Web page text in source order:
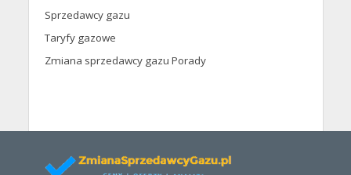
Sprzedawcy gazu
Taryfy gazowe
Zmiana sprzedawcy gazu Porady